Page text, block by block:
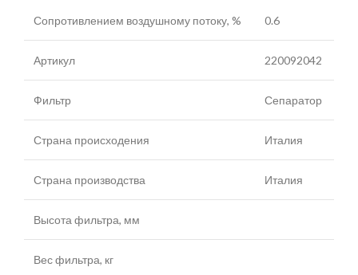
Сопротивлением воздушному потоку, % 0.6
Артикул 220092042
Фильтр Сепаратор
Страна происходения Италия
Страна производства Италия
Высота фильтра, мм
Вес фильтра, кг